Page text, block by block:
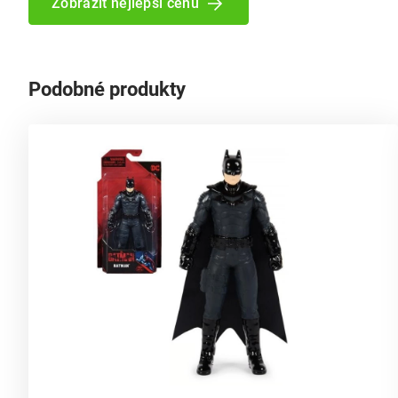
Podobné produkty